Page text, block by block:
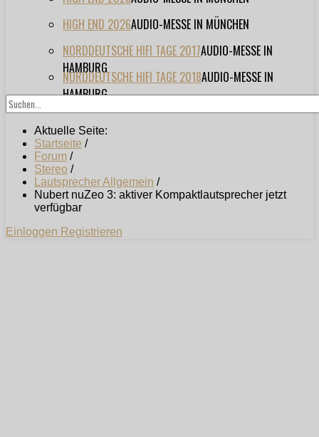
HIGH END 2026AUDIO-MESSE IN MÜNCHEN
NORDDEUTSCHE HIFI TAGE 2017AUDIO-MESSE IN
HAMBURG
NORDDEUTSCHE HIFI TAGE 2018AUDIO-MESSE IN
HAMBURG
Aktuelle Seite:
Startseite /
Forum /
Stereo /
Lautsprecher Allgemein /
Nubert nuZeo 3: aktiver Kompaktlautsprecher jetzt
verfügbar
Einloggen Registrieren